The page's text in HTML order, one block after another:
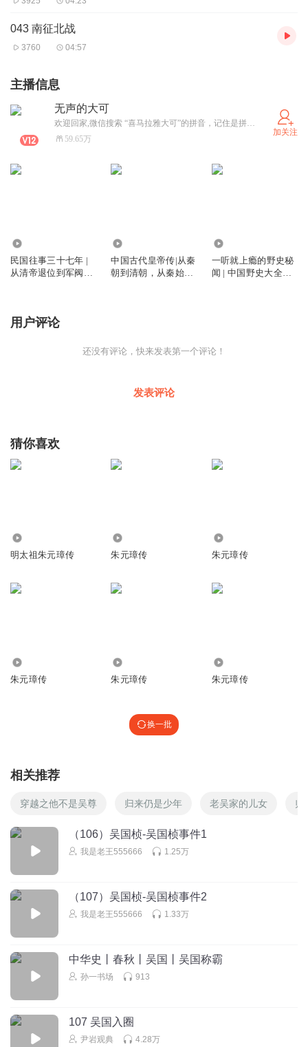
043 南征北战
3760 04:57
主播信息
无声的大可
欢迎回家,微信搜索 “喜马拉雅大可”的拼音，记住是拼音哦。
59.65万
加关注
民国往事三十七年 |
从清帝退位到军阀混
中国古代皇帝传|从秦
朝到清朝，从秦始皇
一听就上瘾的野史秘
闻 | 中国野史大全集 |
用户评论
还没有评论，快来发表第一个评论！
发表评论
猜你喜欢
明太祖朱元璋传 朱元璋传 朱元璋传
朱元璋传 朱元璋传 朱元璋传
换一批
相关推荐
穿越之他不是吴尊 归来仍是少年 老吴家的儿女 归
（106）吴国桢-吴国桢事件1
我是老王555666 1.25万
（107）吴国桢-吴国桢事件2
我是老王555666 1.33万
中华史丨春秋丨吴国丨吴国称霸
孙一书场 913
107 吴国入圈
尹岩观典 4.28万